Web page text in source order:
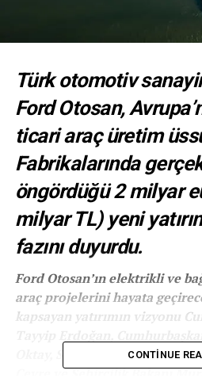
Türk otomotiv
Ford Otosan,
ticari araç üretim
Fabrikalarında
öngördüğü 2 milyar
milyar TL) yeni
fazını duyurdu.
Ford Otosan’ın elektrikli ve
araç projelerini hayata
kapsayan yatırımın vizyonu
Oktay, Sanayi ve Teknoloji
Çevre ve Şehircilik Bakanı
CONTINUE